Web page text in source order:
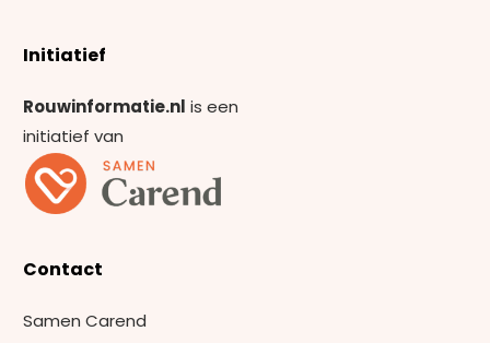
Initiatief
Rouwinformatie.nl is een
initiatief van
Contact
Samen Carend